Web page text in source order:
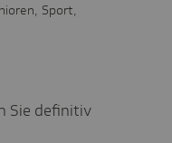
Sport,
Sie definitiv